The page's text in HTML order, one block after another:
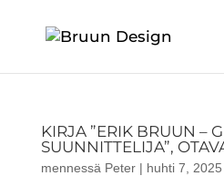
KIRJA ”ERIK BRUUN –
SUUNNITTELIJA”,
mennessä Peter| huhti 7, 2025